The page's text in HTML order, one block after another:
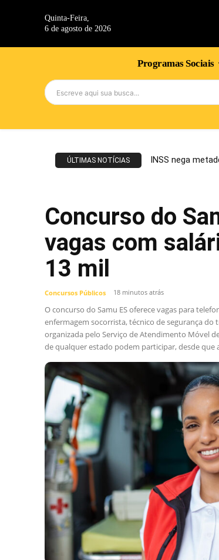
Quinta-Feira,
6 de agosto de 2026
Programas Sociais
Escreve aqui sua busca...
ÚLTIMAS NOTÍCIAS INSS nega
Concurso do
vagas com
13 mil
Concursos Públicos 18 minutos atrás
O concurso do Samu ES oferece vagas para
enfermagem socorrista, técnico de segurança do
organizada pelo Serviço de Atendimento Móvel
de qualquer estado podem participar, desde que